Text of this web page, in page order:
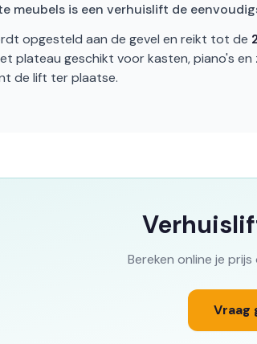
meubels is een verhuislift de
opgesteld aan de gevel en reikt tot de
plateau geschikt voor kasten, piano's
de lift ter plaatse.
Bereken online je
Vraag